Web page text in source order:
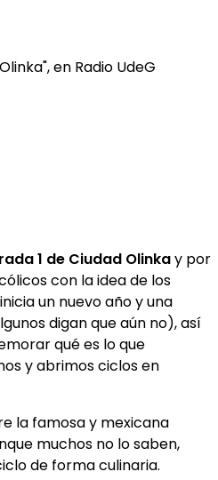
en Radio UdeG
1 de Ciudad Olinkay por
con la idea de los
un nuevo año y una
digan que aún no), así
qué es lo que
y abrimos ciclos en
la famosa y mexicana
muchos no lo saben,
de forma culinaria.